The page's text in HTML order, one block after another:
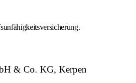
& Co. KG, Kerpen